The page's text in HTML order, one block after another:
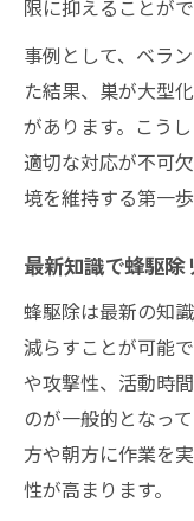
蜂駆除で
蜂駆除の
蜂駆除後
蜂駆除で
蜂の巣発
蜂駆除を
蜂駆除の
蜂駆除
蜂駆除で
自分で蜂駆除
限に抑えることがで
事例として、ベラ
た結果、巣が大型
があります。こう
適切な対応が不可
境を維持する第一
最新知識で蜂駆
蜂駆除は最新の知
減らすことが可能
や攻撃性、活動時
のが一般的となっ
方や朝方に作業を
性が高まります。